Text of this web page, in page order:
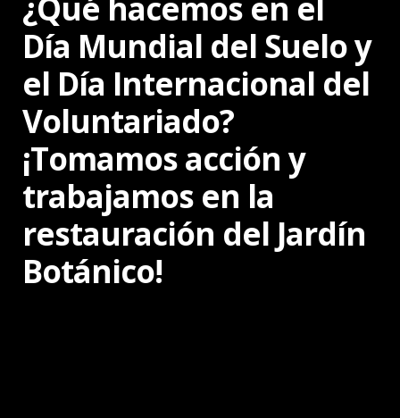
¿Qué hacemos en el
Día Mundial del Suelo y
el Día Internacional del
Voluntariado?
¡Tomamos acción y
trabajamos en la
restauración del Jardín
Botánico!